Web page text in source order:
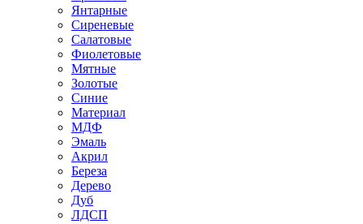
Янтарные
Сиреневые
Салатовые
Фиолетовые
Мятные
Золотые
Синие
Материал
МДФ
Эмаль
Акрил
Береза
Дерево
Дуб
ЛДСП